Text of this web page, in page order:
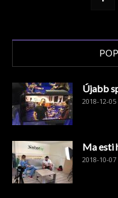
Újabb
2018-12-05
Ma esti
2018-10-07